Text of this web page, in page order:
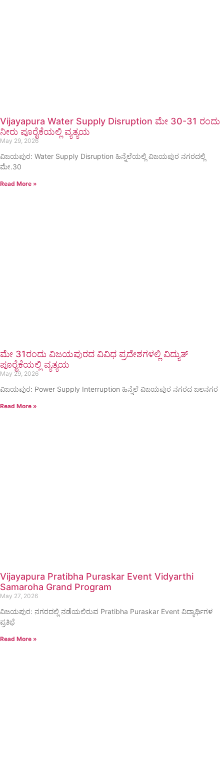
Vijayapura Water Supply Disruption ಮೇ 30-31 ರಂದು
ನೀರು ಪೂರೈಕೆಯಲ್ಲಿ ವ್ಯತ್ಯಯ
May 29, 2026
ವಿಜಯಪುರ: Water Supply Disruption ಹಿನ್ನೆಲೆಯಲ್ಲಿ ವಿಜಯಪುರ ನಗರದಲ್ಲಿ
ಮೇ.30
Read More »
ಮೇ 31ರಂದು ವಿಜಯಪುರದ ವಿವಿಧ ಪ್ರದೇಶಗಳಲ್ಲಿ ವಿದ್ಯುತ್
ಪೂರೈಕೆಯಲ್ಲಿ ವ್ಯತ್ಯಯ
May 29, 2026
ವಿಜಯಪುರ: Power Supply Interruption ಹಿನ್ನೆಲೆ ವಿಜಯಪುರ ನಗರದ ಜಲನಗರ
Read More »
Vijayapura Pratibha Puraskar Event Vidyarthi
Samaroha Grand Program
May 27, 2026
ವಿಜಯಪುರ: ನಗರದಲ್ಲಿ ನಡೆಯಲಿರುವ Pratibha Puraskar Event ವಿದ್ಯಾರ್ಥಿಗಳ
ಪ್ರತಿಭೆ
Read More »